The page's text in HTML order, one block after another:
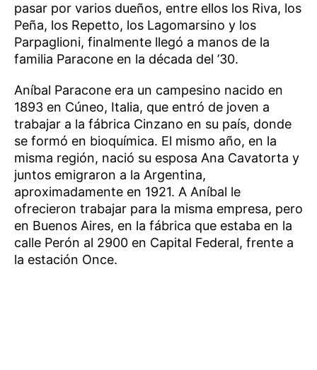
pasar por varios dueños, entre ellos los Riva, los
Peña, los Repetto, los Lagomarsino y los
Parpaglioni, finalmente llegó a manos de la
familia Paracone en la década del ’30.
Aníbal Paracone era un campesino nacido en
1893 en Cúneo, Italia, que entró de joven a
trabajar a la fábrica Cinzano en su país, donde
se formó en bioquímica. El mismo año, en la
misma región, nació su esposa Ana Cavatorta y
juntos emigraron a la Argentina,
aproximadamente en 1921. A Aníbal le
ofrecieron trabajar para la misma empresa, pero
en Buenos Aires, en la fábrica que estaba en la
calle Perón al 2900 en Capital Federal, frente a
la estación Once.